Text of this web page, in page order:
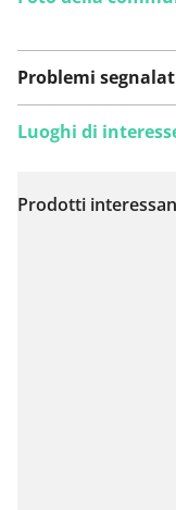
Problemi
Visualizza
Luoghi di
Prodotti